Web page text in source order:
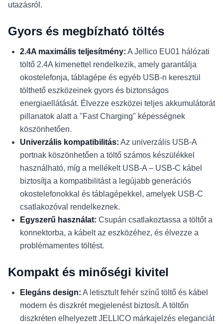
utazásról.
Gyors és megbízható töltés
2.4A maximális teljesítmény: A Jellico EU01 hálózati
töltő 2.4A kimenettel rendelkezik, amely garantálja
okostelefonja, táblagépe és egyéb USB-n keresztül
tölthető eszközeinek gyors és biztonságos
energiaellátását. Élvezze eszközei teljes akkumulátorát
pillanatok alatt a "Fast Charging" képességnek
köszönhetően.
Univerzális kompatibilitás: Az univerzális USB-A
portnak köszönhetően a töltő számos készülékkel
használható, míg a mellékelt USB-A – USB-C kábel
biztosítja a kompatibilitást a legújabb generációs
okostelefonokkal és táblagépekkel, amelyek USB-C
csatlakozóval rendelkeznek.
Egyszerű használat: Csupán csatlakoztassa a töltőt a
konnektorba, a kábelt az eszközéhez, és élvezze a
problémamentes töltést.
Kompakt és minőségi kivitel
Elegáns design: A letisztult fehér színű töltő és kábel
modern és diszkrét megjelenést biztosít. A töltőn
diszkréten elhelyezett JELLICO márkajelzés eleganciát